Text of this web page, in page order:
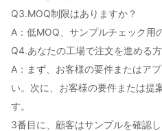
Q3.MOQ制限はありますか？
A：低MOQ、サンプルチェック用
Q4.あなたの工場で注文を進める
A：まず、お客様の要件またはア
い。次に、お客様の要件または提
す。
3番目に、顧客はサンプルを確認